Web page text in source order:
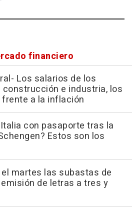
financiero
Los salarios de los
e industria, los
a la inflación
con pasaporte tras la
Estos son los
martes las subastas de
de letras a tres y